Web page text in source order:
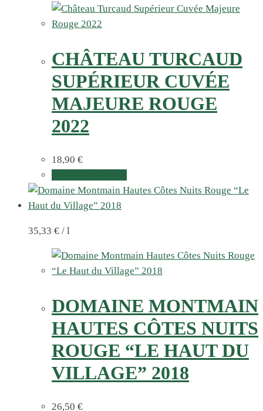
CHÂTEAU TURCAUD
SUPÉRIEUR CUVÉE
MAJEURE ROUGE
2022
18,90 €
35,33 € / l
DOMAINE MONTMAIN
HAUTES CÔTES NUITS
ROUGE “LE HAUT DU
VILLAGE” 2018
26,50 €